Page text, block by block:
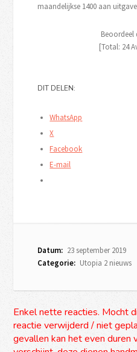
maandelijkse 1400 aan
Beoordeel
[Total: 24
DIT DELEN:
WhatsApp
X
Facebook
E-mail
Datum: 23 september 2019
Categorie: Utopia 2 nieuws
Enkel nette reacties. Mocht
reactie verwijderd / niet
gevallen kan het even duren